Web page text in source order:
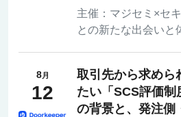
主催： マジセミ×セ
との新たな出会いと
8月
12
取引先から求めら
たい「SCS評価
の背景と、発注側